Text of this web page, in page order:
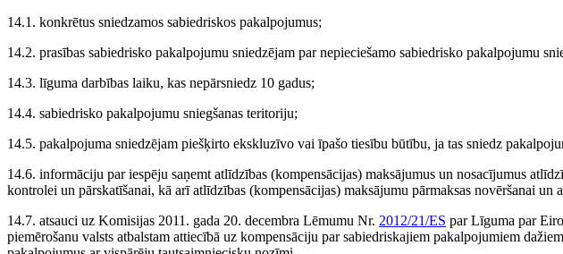
14.1. konkrētus sniedzamos sabiedriskos pakalpojumus;
14.2. prasības sabiedrisko pakalpojumu sniedzējam par nepieciešamo sabiedrisko pakalpojumu
14.3. līguma darbības laiku, kas nepārsniedz 10 gadus;
14.4. sabiedrisko pakalpojumu sniegšanas teritoriju;
14.5. pakalpojuma sniedzējam piešķirto ekskluzīvo vai īpašo tiesību būtību, ja tas sniedz
14.6. informāciju par iespēju saņemt atlīdzības (kompensācijas) maksājumus un nosacījumus
kontrolei un pārskatīšanai, kā arī atlīdzības (kompensācijas) maksājumu pārmaksas novēršanai un
14.7. atsauci uz Komisijas 2011. gada 20. decembra Lēmumu Nr. 2012/21/ES par Līguma par
piemērošanu valsts atbalstam attiecībā uz kompensāciju par sabiedriskajiem pakalpojumiem